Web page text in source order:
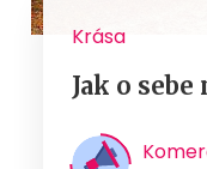
Krása
Jak o